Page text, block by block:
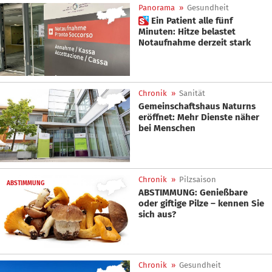
Panorama » Gesundheit
 Ein Patient alle fünf
Minuten: Hitze belastet
Notaufnahme derzeit stark
Chronik » Sanität
Gemeinschaftshaus Naturns
eröffnet: Mehr Dienste näher
bei Menschen
ABSTIMMUNG Chronik » Pilzsaison
ABSTIMMUNG: Genießbare
oder giftige Pilze – kennen Sie
sich aus?
Chronik » Gesundheit